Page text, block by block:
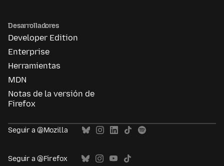
Desarrolladores
Developer Edition
Enterprise
Herramientas
MDN
Notas de la versión de
Firefox
Seguir a @Mozilla
Seguir a @Firefox